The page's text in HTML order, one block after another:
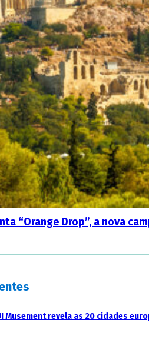
“Orange Drop”, a nova
Musement revela as 20 cidades